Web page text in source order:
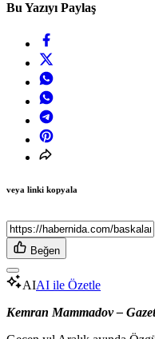
Bu Yazıyı Paylaş
veya linki kopyala
Beğen
AIAI ile Özetle
Kemran Mammadov –